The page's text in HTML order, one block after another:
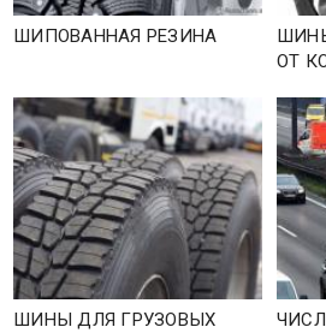
ШИПОВАННАЯ РЕЗИНА
ОТ
ШИНЫ ДЛЯ ГРУЗОВЫХ